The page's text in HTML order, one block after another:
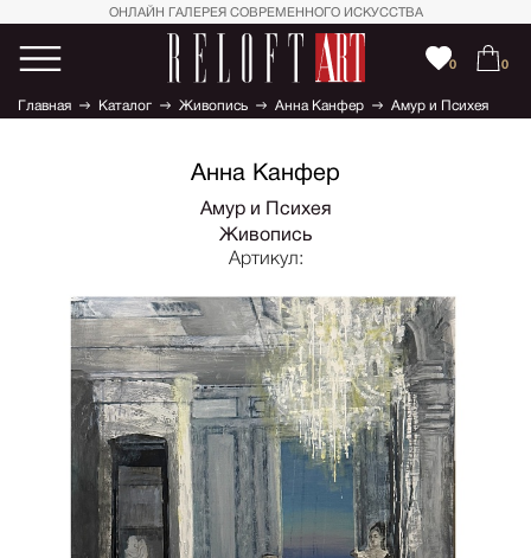
ОНЛАЙН ГАЛЕРЕЯ СОВРЕМЕННОГО ИСКУССТВА
0 0
Главная Каталог Живопись Анна Канфер Амур и Психея
Анна Канфер
Амур и Психея
Живопись
Артикул: